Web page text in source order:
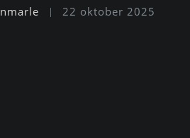
22 oktober 2025